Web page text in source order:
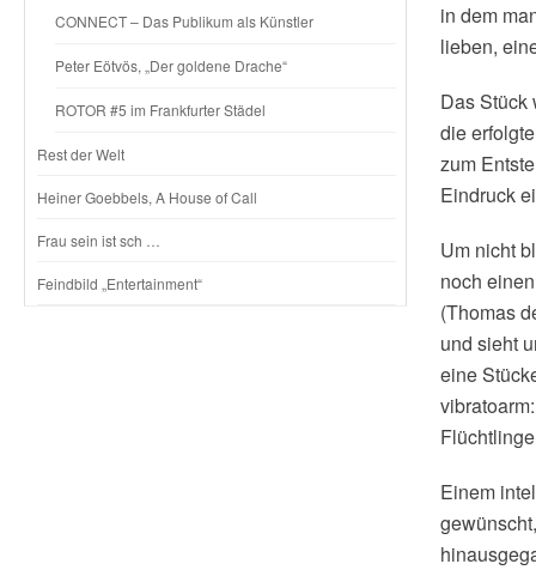
CONNECT – Das Publikum als Künstler
Peter Eötvös, „Der goldene Drache“
ROTOR #5 im Frankfurter Städel
Rest der Welt
Heiner Goebbels, A House of Call
Frau sein ist sch …
Feindbild „Entertainment“
in dem
lieben,
Das Stück
die
zum
Eindruck
Um nicht
noch
(Thomas
und sieht
eine
Einem